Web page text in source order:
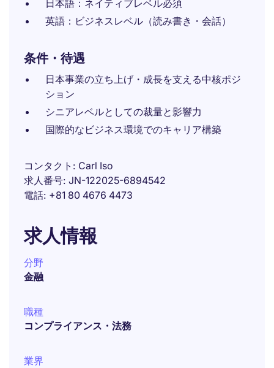
日本語：ネイティブレベル必須
英語：ビジネスレベル（読み書き・会話）
条件・待遇
日本事業の立ち上げ・成長を支える中核ポジ
ション
シニアレベルとしての裁量と影響力
国際的なビジネス環境でのキャリア構築
コンタクト
Carl Iso
求人番号 JN-122025-6894542
電話 +81 80 4676 4473
求人情報
分野
金融
職種
コンプライアンス・法務
業界